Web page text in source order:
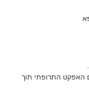
האפקט התרופתי תוך